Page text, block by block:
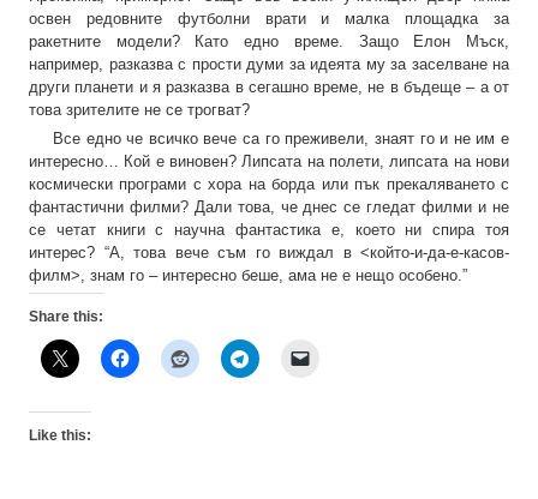
освен редовните футболни врати и малка площадка за
ракетните модели? Като едно време. Защо Елон Мъск,
например, разказва с прости думи за идеята му за заселване на
други планети и я разказва в сегашно време, не в бъдеще – а от
това зрителите не се трогват?
Все едно че всичко вече са го преживели, знаят го и не им е
интересно… Кой е виновен? Липсата на полети, липсата на нови
космически програми с хора на борда или пък прекаляването с
фантастични филми? Дали това, че днес се гледат филми и не
се четат книги с научна фантастика е, което ни спира тоя
интерес? “А, това вече съм го виждал в <който-и-да-е-касов-
филм>, знам го – интересно беше, ама не е нещо особено.”
Share this:
Like this: